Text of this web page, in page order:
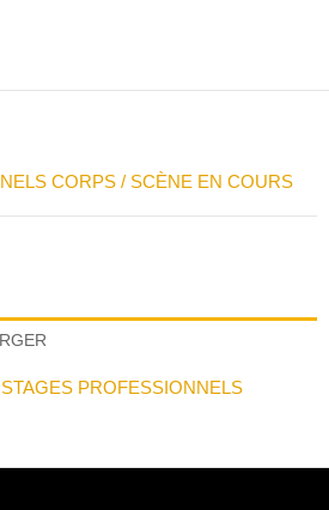
CORPS / SCÈNE EN COURS
PROFESSIONNELS